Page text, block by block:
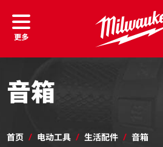
更多
音箱
首页 / 电动工具 / 生活配件 / 音箱